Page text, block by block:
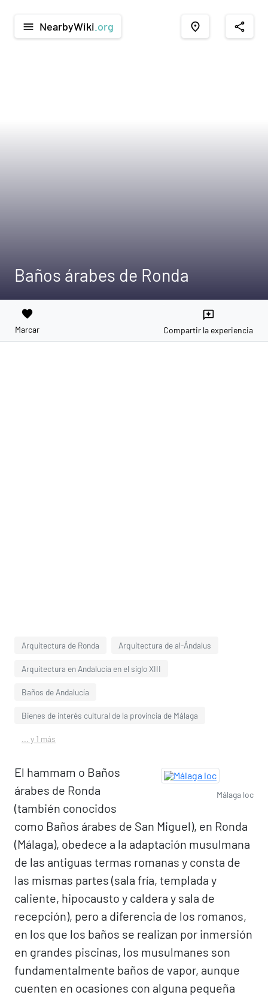
menu NearbyWiki .org place share
Baños árabes de Ronda
favorite
Marcar
reviews
Compartir la experiencia
Arquitectura de Ronda Arquitectura de al-Ándalus
Arquitectura en Andalucía en el siglo XIII
Baños de Andalucía
Bienes de interés cultural de la provincia de Málaga
... y 1 más
Málaga loc
El hammam o Baños
árabes de Ronda
(también conocidos
como Baños árabes de San Miguel), en Ronda
(Málaga), obedece a la adaptación musulmana
de las antiguas termas romanas y consta de
las mismas partes (sala fría, templada y
caliente, hipocausto y caldera y sala de
recepción), pero a diferencia de los romanos,
en los que los baños se realizan por inmersión
en grandes piscinas, los musulmanes son
fundamentalmente baños de vapor, aunque
cuenten en ocasiones con alguna pequeña